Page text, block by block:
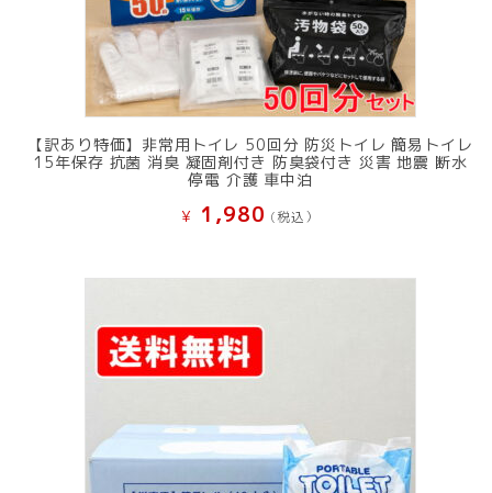
【訳あり特価】非常用トイレ 50回分 防災トイレ 簡易トイレ
15年保存 抗菌 消臭 凝固剤付き 防臭袋付き 災害 地震 断水
停電 介護 車中泊
¥ 1,980 (税込）